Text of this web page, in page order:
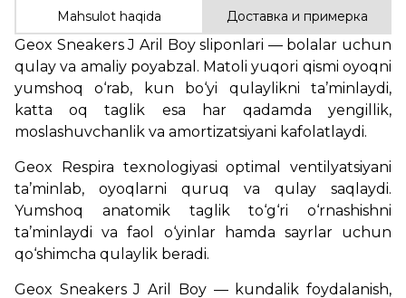
Mahsulot haqida Доставка и примерка
Geox Sneakers J Aril Boy sliponlari — bolalar uchun
qulay va amaliy poyabzal. Matoli yuqori qismi oyoqni
yumshoq o‘rab, kun bo‘yi qulaylikni ta’minlaydi,
katta oq taglik esa har qadamda yengillik,
moslashuvchanlik va amortizatsiyani kafolatlaydi.
Geox Respira texnologiyasi optimal ventilyatsiyani
ta’minlab, oyoqlarni quruq va qulay saqlaydi.
Yumshoq anatomik taglik to‘g‘ri o‘rnashishni
ta’minlaydi va faol o‘yinlar hamda sayrlar uchun
qo‘shimcha qulaylik beradi.
Geox Sneakers J Aril Boy — kundalik foydalanish,